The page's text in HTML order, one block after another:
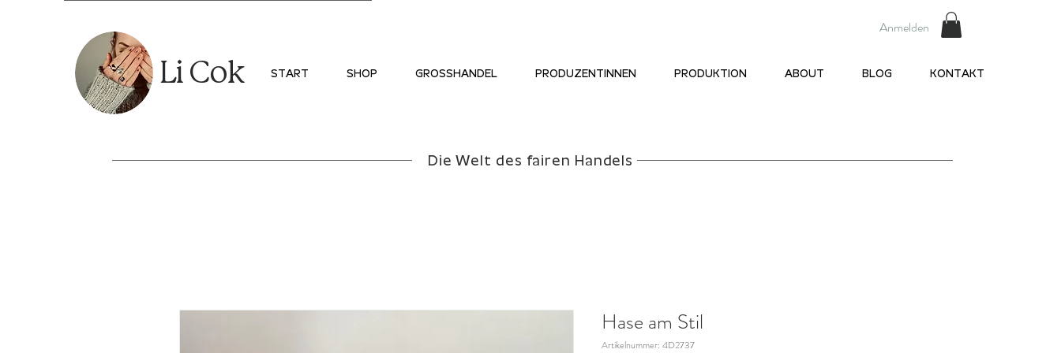
Anmelden
Li Cok START SHOP GROSSHANDEL PRODUZENTINNEN PRODUKTION ABOUT BLOG KONTAKT
Die Welt des fairen Handels
Hase am Stil
Artikelnummer: 4D2737